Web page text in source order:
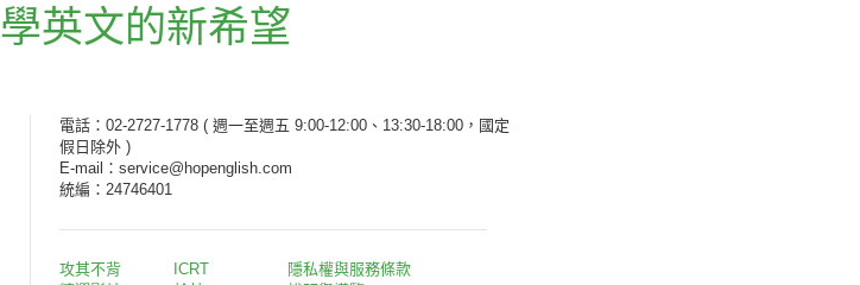
學英文的新希望
電話：02-2727-1778 ( 週一至週五 9:00-12:00、13:30-18:00，國定
假日除外 )
E-mail：service@hopenglish.com
統編：24746401
攻其不背
ICRT
隱私權與服務條款